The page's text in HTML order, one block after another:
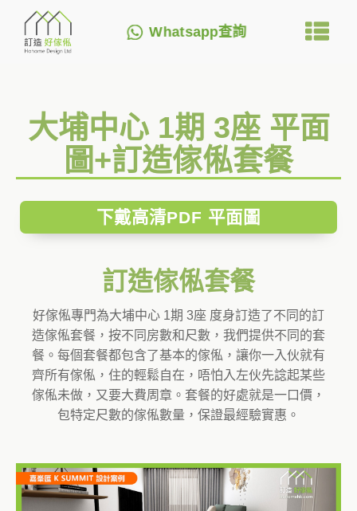
Whatsapp查詢
大埔中心 1期 3座 平面
圖+訂造傢俬套餐
下戴高清PDF 平面圖
訂造傢俬套餐
好傢俬專門為大埔中心 1期 3座 度身訂造了不同的訂
造傢俬套餐，按不同房數和尺數，我們提供不同的套
餐。每個套餐都包含了基本的傢俬，讓你一入伙就有
齊所有傢俬，住的輕鬆自在，唔怕入左伙先諗起某些
傢俬未做，又要大費周章。套餐的好處就是一口價，
包特定尺數的傢俬數量，保證最經驗實惠。